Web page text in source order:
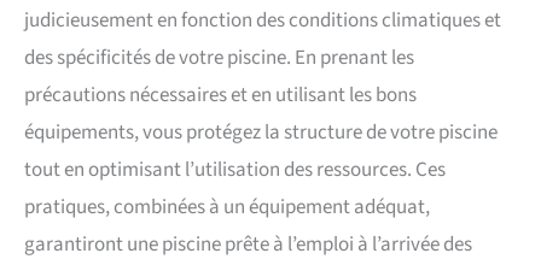
judicieusement en fonction des conditions climatiques et
des spécificités de votre piscine. En prenant les
précautions nécessaires et en utilisant les bons
équipements, vous protégez la structure de votre piscine
tout en optimisant l’utilisation des ressources. Ces
pratiques, combinées à un équipement adéquat,
garantiront une piscine prête à l’emploi à l’arrivée des